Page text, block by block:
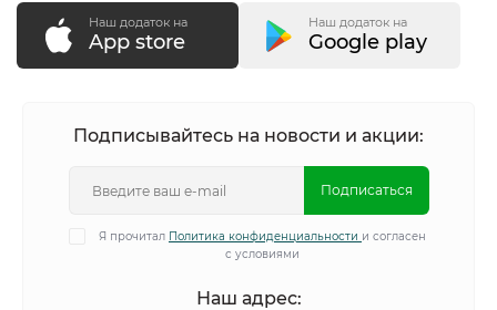
Наш додаток на
App store
Наш додаток на
Google play
Подписывайтесь на новости и акции:
Подписаться
Я прочитал Политика конфиденциальности и согласен
с условиями
Наш адрес: